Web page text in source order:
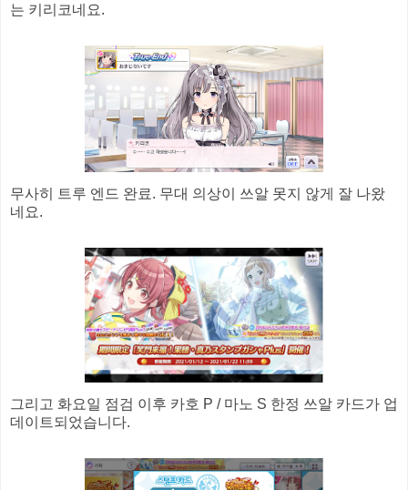
는 키리코네요.
무사히 트루 엔드 완료. 무대 의상이 쓰알 못지 않게 잘 나왔
네요.
그리고 화요일 점검 이후 카호 P / 마노 S 한정 쓰알 카드가 업
데이트되었습니다.